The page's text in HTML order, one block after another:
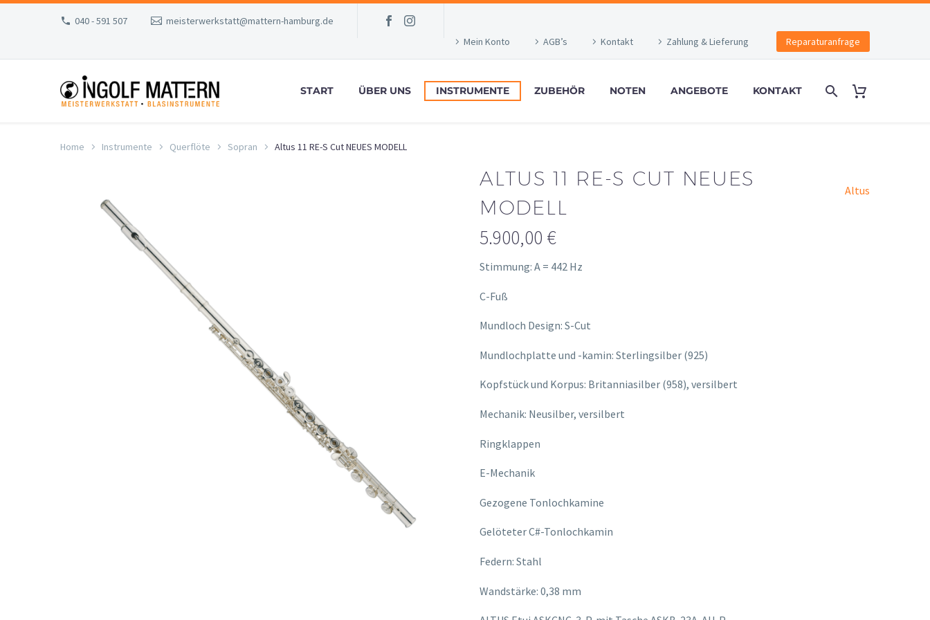
040 - 591 507
meisterwerkstatt@mattern-hamburg.de
Mein Konto
AGB’s Kontakt Zahlung & Lieferung Reparaturanfrage
START ÜBER UNS INSTRUMENTE ZUBEHÖR NOTEN ANGEBOTE KONTAKT
Home Instrumente Querflöte Sopran Altus 11 RE-S Cut NEUES MODELL
ALTUS 11 RE-S CUT NEUES
MODELL
Altus
5.900,00 €
Stimmung: A = 442 Hz
C-Fuß
Mundloch Design: S-Cut
Mundlochplatte und -kamin: Sterlingsilber (925)
Kopfstück und Korpus: Britanniasilber (958), versilbert
Mechanik: Neusilber, versilbert
Ringklappen
E-Mechanik
Gezogene Tonlochkamine
Gelöteter C#-Tonlochkamin
Federn: Stahl
Wandstärke: 0,38 mm